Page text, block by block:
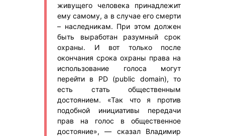
живущего человека принадлежит
ему самому, а в случае его смерти
– наследникам. При этом должен
быть выработан разумный срок
охраны. И вот только после
окончания срока охраны права на
использование голоса могут
перейти в PD (public domain), то
есть стать общественным
достоянием. «Так что я против
подобной инициативы передачи
прав на голос в общественное
достояние», — сказал Владимир